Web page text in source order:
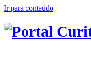
Ir para conteúdo